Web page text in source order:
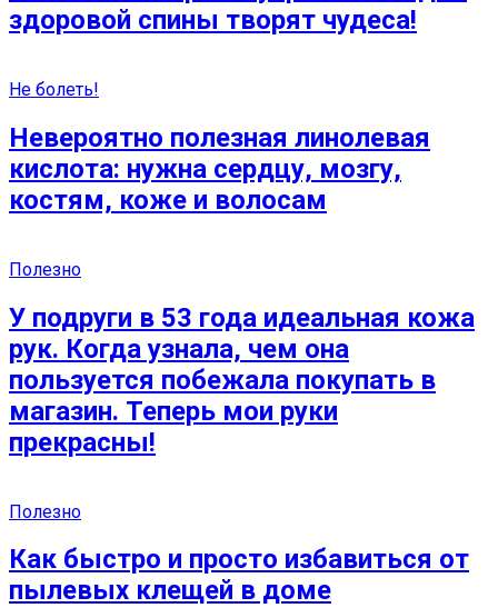
здоровой спины творят чудеса!
Не болеть!
Невероятно полезная линолевая
кислота: нужна сердцу, мозгу,
костям, коже и волосам
Полезно
У подруги в 53 года идеальная кожа
рук. Когда узнала, чем она
пользуется побежала покупать в
магазин. Теперь мои руки
прекрасны!
Полезно
Как быстро и просто избавиться от
пылевых клещей в доме